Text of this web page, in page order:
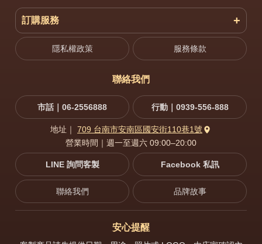
訂購服務
隱私權政策 服務條款
聯絡我們
市話｜06-2556888 行動｜0939-556-888
地址｜ 709 台南市安南區國安街110巷1號
營業時間｜週一至週六 09:00–20:00
LINE 詢問客製 Facebook 私訊
聯絡我們 品牌故事
安心提醒